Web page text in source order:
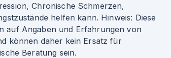
Chronische Schmerzen,
helfen kann. Hinweis: Diese
auf Angaben und Erfahrungen von
können daher kein Ersatz für
Beratung sein.